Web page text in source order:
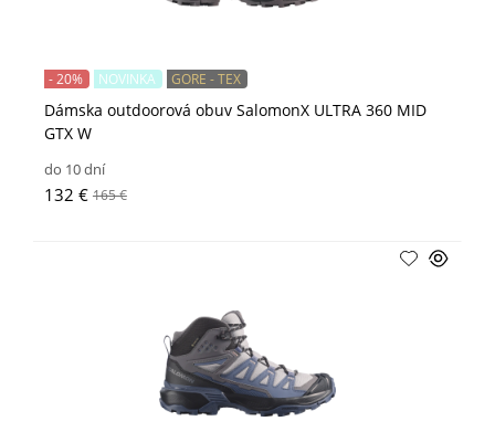
Dámska outdoorová obuv SalomonX ULTRA 360 MID
GTX W
- 20% NOVINKA GORE - TEX
do 10 dní
132 € 165 €